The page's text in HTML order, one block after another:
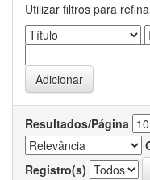
Utilizar filtros para
Resultados/Página
Registro(s)